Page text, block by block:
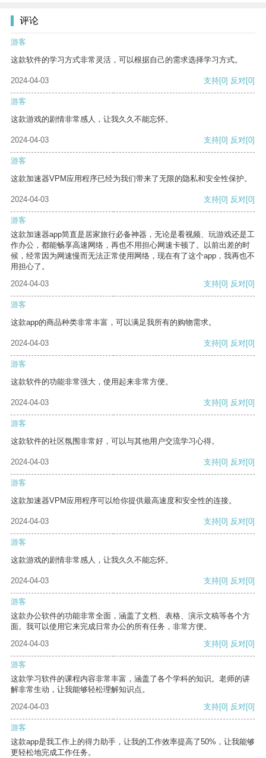
评论
游客
这款软件的学习方式非常灵活，可以根据自己的需求选择学习方式。
2024-04-03 支持[0] 反对[0]
游客
这款游戏的剧情非常感人，让我久久不能忘怀。
2024-04-03 支持[0] 反对[0]
游客
这款加速器VPM应用程序已经为我们带来了无限的隐私和安全性保护。
2024-04-03 支持[0] 反对[0]
游客
这款加速器app简直是居家旅行必备神器，无论是看视频、玩游戏还是工
作办公，都能畅享高速网络，再也不用担心网速卡顿了。以前出差的时
候，经常因为网速慢而无法正常使用网络，现在有了这个app，我再也不
用担心了。
2024-04-03
支持[0] 反对[0]
游客
这款app的商品种类非常丰富，可以满足我所有的购物需求。
2024-04-03 支持[0] 反对[0]
游客
这款软件的功能非常强大，使用起来非常方便。
2024-04-03 支持[0] 反对[0]
游客
这款软件的社区氛围非常好，可以与其他用户交流学习心得。
2024-04-03 支持[0] 反对[0]
游客
这款加速器VPM应用程序可以给你提供最高速度和安全性的连接。
2024-04-03 支持[0] 反对[0]
游客
这款游戏的剧情非常感人，让我久久不能忘怀。
2024-04-03 支持[0] 反对[0]
游客
这款办公软件的功能非常全面，涵盖了文档、表格、演示文稿等各个方
面。我可以使用它来完成日常办公的所有任务，非常方便。
2024-04-03
支持[0] 反对[0]
游客
这款学习软件的课程内容非常丰富，涵盖了各个学科的知识。老师的讲
解非常生动，让我能够轻松理解知识点。
2024-04-03
支持[0] 反对[0]
游客
这款app是我工作上的得力助手，让我的工作效率提高了50%，让我能够
更轻松地完成工作任务。